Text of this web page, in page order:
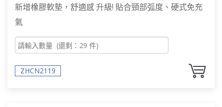
新增橡膠軟墊，舒適感 升級! 貼合頸部弧度、硬式免充
氣
ZHCN2119